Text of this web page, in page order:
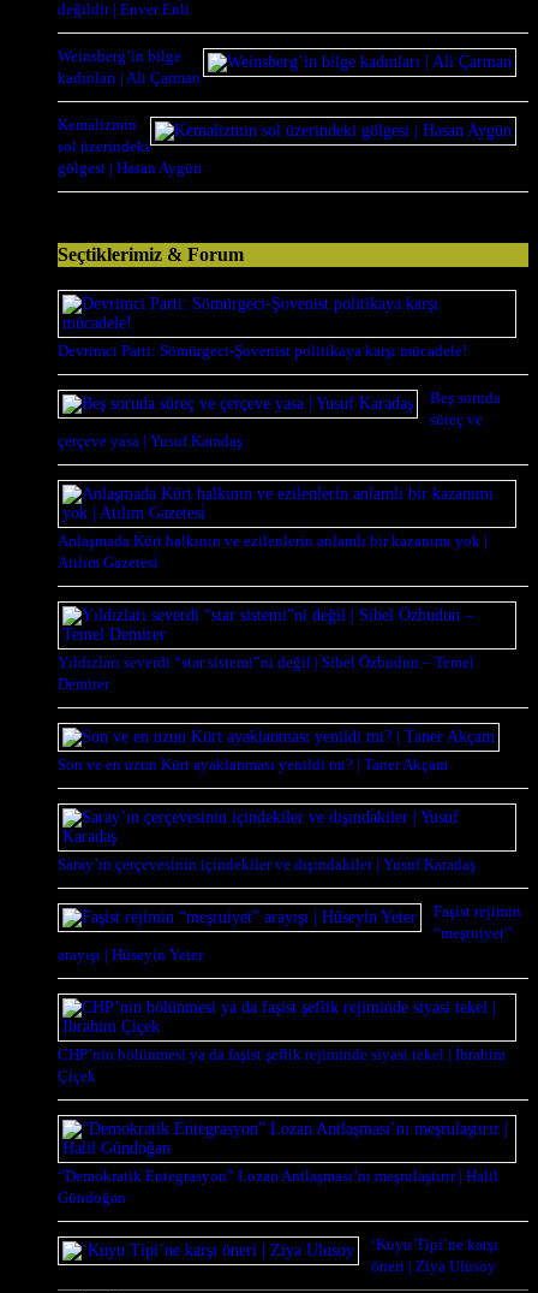
değildir | Enver Enli
Weinsberg’in bilge
kadınları | Ali Çarman
Kemalizmin
sol üzerindeki
gölgesi | Hasan Aygün
Seçtiklerimiz & Forum
Devrimci Parti: Sömürgeci-Şovenist politikaya karşı mücadele!
Beş soruda
süreç ve
çerçeve yasa | Yusuf Karadaş
Anlaşmada Kürt halkının ve ezilenlerin anlamlı bir kazanımı yok |
Atılım Gazetesi̇
Yıldızları severdi “star sistemi”ni değil | Sibel Özbudun – Temel
Demirer
Son ve en uzun Kürt ayaklanması yenildi mi? | Taner Akçam
Saray’ın çerçevesinin içindekiler ve dışındakiler | Yusuf Karadaş
Faşist rejimin
“meşruiyet”
arayışı | Hüseyin Yeter
CHP’nin bölünmesi ya da faşist şeflik rejiminde siyasi tekel | İbrahim
Çiçek
“Demokratik Entegrasyon” Lozan Antlaşması’nı meşrulaştırır | Halil
Gündoğan
‘Kuyu Tipi’ne karşı
öneri | Ziya Ulusoy